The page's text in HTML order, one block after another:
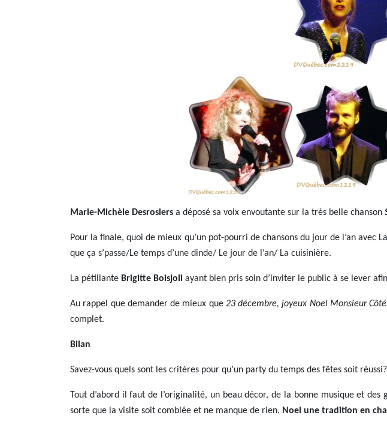
Marie-Michèle Desrosiers a déposé sa voix envoutante sur la très belle chanson
Pour la finale, quoi de mieux qu’un pot-pourri de chansons du jour de l’an avec
que ça s’passe/Le temps d’une dinde/ Le jour de l’an/ La cuisinière.
La pétillante Brigitte Boisjoli ayant bien pris soin d’inviter le public à se lever
Au rappel que demander de mieux que 23 décembre, joyeux Noel Monsieur Côté
complet.
Bilan
Savez-vous quels sont les critères pour qu’un party du temps des fêtes soit réussi?
Tout d’abord il faut de l’originalité, un beau décor, de la bonne musique et
sorte que la visite soit comblée et ne manque de rien. Noel une tradition en